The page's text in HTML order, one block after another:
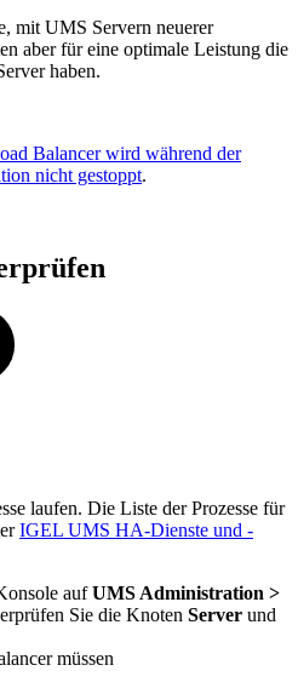
mit UMS Servern neuerer
aber für eine optimale Leistung die
haben.
Balancer wird während der
nicht gestoppt.
laufen. Die Liste der Prozesse für
IGEL UMS HA-Dienste und -
aufUMS Administration >
Sie die Knoten Server und
müssen